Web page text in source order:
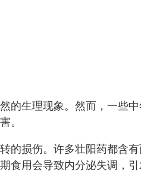
的生理现象。然而，一些
。
的损伤。许多壮阳药都含
用会导致内分泌失调，引